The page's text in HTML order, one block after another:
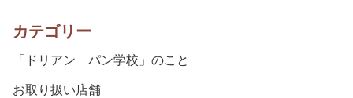
カテゴリー
「ドリアン パン学校」のこと
お取り扱い店舗